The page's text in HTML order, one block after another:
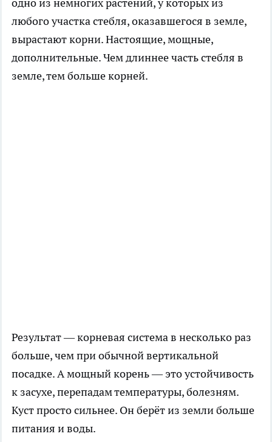
любого участка стебля, оказавшегося в земле,
вырастают корни. Настоящие, мощные,
дополнительные. Чем длиннее часть стебля в
земле, тем больше корней.
Результат — корневая система в несколько раз
больше, чем при обычной вертикальной
посадке. А мощный корень — это устойчивость
к засухе, перепадам температуры, болезням.
Куст просто сильнее. Он берёт из земли больше
питания и воды.